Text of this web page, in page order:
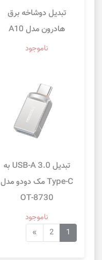
تبدیل دوشاخه برق
هادرون مدل A10
ناموجود
تبدیل USB-A 3.0 به
Type-C مک دودو مدل
OT-8730
ناموجود
1
2
»